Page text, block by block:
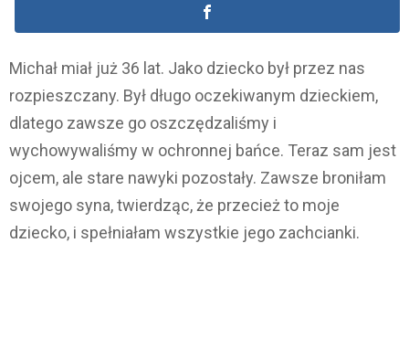
Michał miał już 36 lat. Jako dziecko był przez nas
rozpieszczany. Był długo oczekiwanym dzieckiem,
dlatego zawsze go oszczędzaliśmy i
wychowywaliśmy w ochronnej bańce. Teraz sam jest
ojcem, ale stare nawyki pozostały. Zawsze broniłam
swojego syna, twierdząc, że przecież to moje
dziecko, i spełniałam wszystkie jego zachcianki.